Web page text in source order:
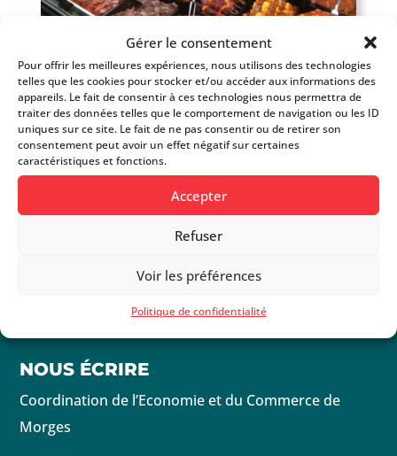
Gérer le consentement
Pour offrir les meilleures expériences, nous utilisons des technologies
telles que les cookies pour stocker et/ou accéder aux informations des
appareils. Le fait de consentir à ces technologies nous permettra de
traiter des données telles que le comportement de navigation ou les ID
uniques sur ce site. Le fait de ne pas consentir ou de retirer son
consentement peut avoir un effet négatif sur certaines
caractéristiques et fonctions.
Accepter
Refuser
Voir les préférences
Politique de confidentialité
BOUCHERIE DU CHÂTEAU
Boucherie
NOUS ÉCRIRE
Coordination de l’Economie et du Commerce de
Morges